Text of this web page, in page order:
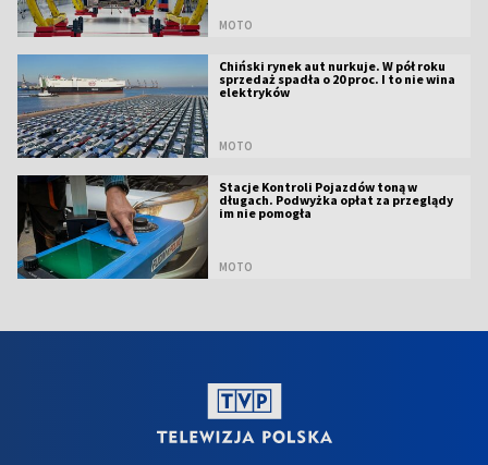
MOTO
Chiński rynek aut nurkuje. W pół roku
sprzedaż spadła o 20 proc. I to nie wina
elektryków
MOTO
Stacje Kontroli Pojazdów toną w
długach. Podwyżka opłat za przeglądy
im nie pomogła
MOTO